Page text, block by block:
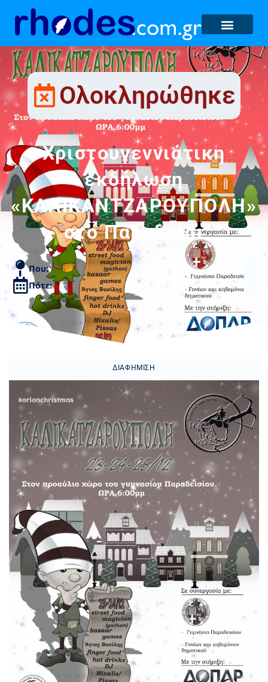
Ολοκληρώθηκε
Χριστουγεννιάτικη
εκδήλωση
«ΚΑΛΙΚΑΝΤΖΑΡΟΥΠΟΛΗ»
στο Παραδείσι
Που:
Πότε:
ΔΙΑΦΉΜΙΣΗ